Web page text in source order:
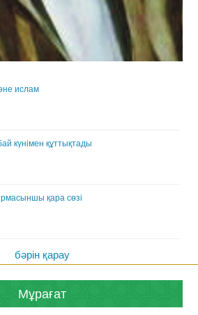
ислам
күнімен құттықтады
қара сөзі
бәрін қарау
Мұрағат